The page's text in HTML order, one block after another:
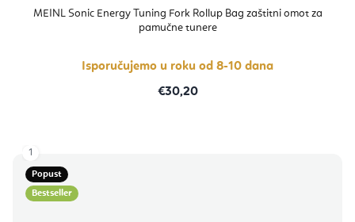
MEINL Sonic Energy Tuning Fork Rollup Bag zaštitni omot za
pamučne tunere
Isporučujemo u roku od 8-10 dana
€30,20
Popust
Bestseller
1